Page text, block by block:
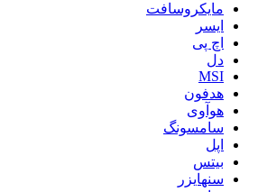
مایکروسافت
ایسر
اچ پی
دل
MSI
هدفون
هوآوی
سامسونگ
اپل
بیتس
سنهایزر